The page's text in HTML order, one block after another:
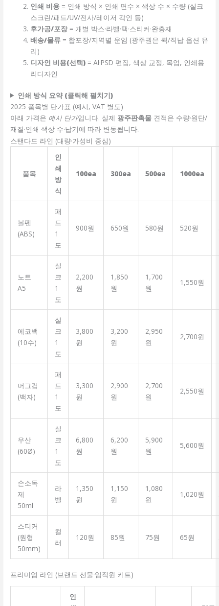
인쇄 비용 = 인쇄 방식 × 인쇄 면수 × 색상 수 × 수량 (실크
스크린/패드/UV/전사/레이저 각인 등)
후가공/포장= 개별 박스·라벨·택·스티커·완충재
배송/물류 = 합포장/지역별 운임 (광주권은 퀵/직납 옵션 유
리)
디자인 비용(선택) = AI·PSD 편집, 색상 교정, 목업, 인쇄용
리디자인
인쇄 방식 요약 (클릭해 펼치기)
2025 품목별 단가표 (예시, VAT 별도)
아래 가격은 예시 단가입니다. 실제 광주판촉물 견적은 수량·원단/
재질·인쇄 색상 수·납기에 따라 변동됩니다.
스탠다드 라인 (대량·가성비 중심)
품목
인
쇄
방
식
100ea 300ea 500ea 1000ea
볼펜
(ABS)
패
드
1
도
900원 650원 580원 520원
노트
A5
실
크
1
도
2,200
원
1,850
원
1,700
원
1,550원
에코백
(10수)
실
크
1
도
3,800
원
3,200
원
2,950
원
2,700원
머그컵
(백자)
패
드
1
도
3,300
원
2,900
원
2,700
원
2,550원
우산
(60Ø)
실
크
1
도
6,800
원
6,200
원
5,900
원
5,600원
손소독
제
50ml
라
벨
1,350
원
1,150
원
1,080
원
1,020원
스티커
(원형
50mm)
컬
러
120원 85원 75원 65원
프리미엄 라인 (브랜드 선물·임직원 키트)
인